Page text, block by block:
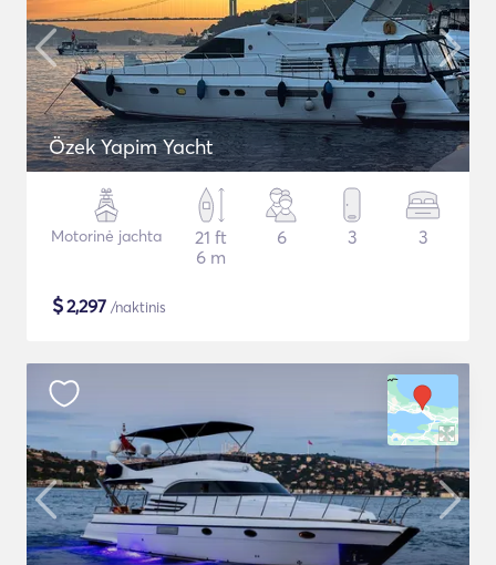
Özek Yapim Yacht
Motorinė jachta
21 ft
6 m
6 3 3
$2,297 /naktinis